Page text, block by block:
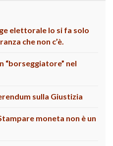
elettorale lo si fa solo
che non c’è.
“borseggiatore” nel
sulla Giustizia
moneta non è un